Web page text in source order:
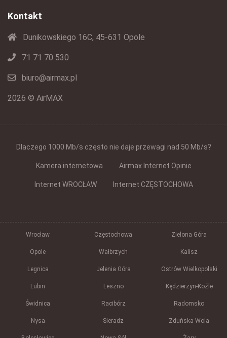
Kontakt
Dunikowskiego 16C, 45-631 Opole
71 71 70 530
biuro@airmax.pl
2026 © AirMAX
Dlaczego 1000 Mb/s często nie daje przewagi nad 50 Mb/s?
Kamera internetowa Airmax Internet Opinie
Internet WROCŁAW Internet CZĘSTOCHOWA
Wrocław Częstochowa Zielona Góra
Opole Wałbrzych Kalisz
Legnica Jelenia Góra Ostrów Wielkopolski
Lubin Leszno Kędzierzyn-Koźle
Świdnica Racibórz Radomsko
Nysa Sieradz Zduńska Wola